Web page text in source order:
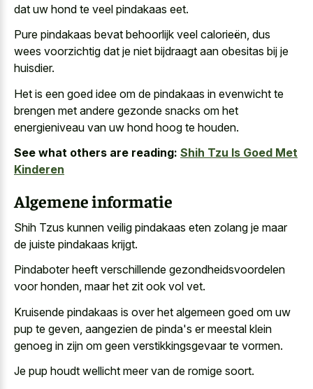
dat uw hond te veel pindakaas eet.
Pure pindakaas bevat behoorlijk veel calorieën, dus
wees voorzichtig dat je niet bijdraagt aan obesitas bij je
huisdier.
Het is een goed idee om de pindakaas in evenwicht te
brengen met andere gezonde snacks om het
energieniveau van uw hond hoog te houden.
See what others are reading: Shih Tzu Is Goed Met
Kinderen
Algemene informatie
Shih Tzus kunnen veilig pindakaas eten zolang je maar
de juiste pindakaas krijgt.
Pindaboter heeft verschillende gezondheidsvoordelen
voor honden, maar het zit ook vol vet.
Kruisende pindakaas is over het algemeen goed om uw
pup te geven, aangezien de pinda's er meestal klein
genoeg in zijn om geen verstikkingsgevaar te vormen.
Je pup houdt wellicht meer van de romige soort.